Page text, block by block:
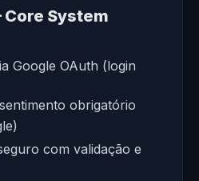
System
Google OAuth (login
obrigatório
com validação e